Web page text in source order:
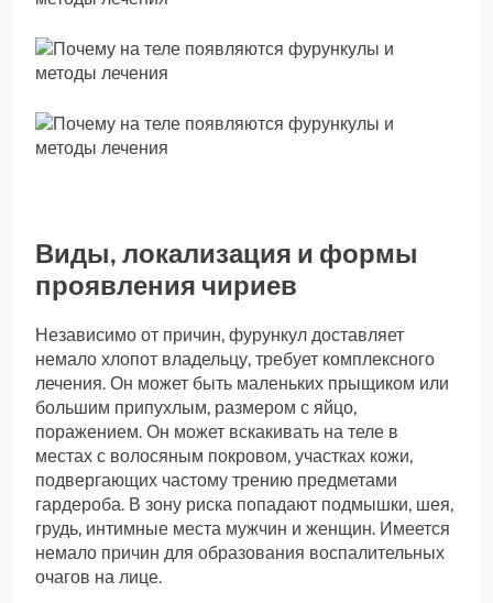
Виды, локализация и формы
проявления чириев
Независимо от причин, фурункул доставляет
немало хлопот владельцу, требует комплексного
лечения. Он может быть маленьких прыщиком или
большим припухлым, размером с яйцо,
поражением. Он может вскакивать на теле в
местах с волосяным покровом, участках кожи,
подвергающих частому трению предметами
гардероба. В зону риска попадают подмышки, шея,
грудь, интимные места мужчин и женщин. Имеется
немало причин для образования воспалительных
очагов на лице.